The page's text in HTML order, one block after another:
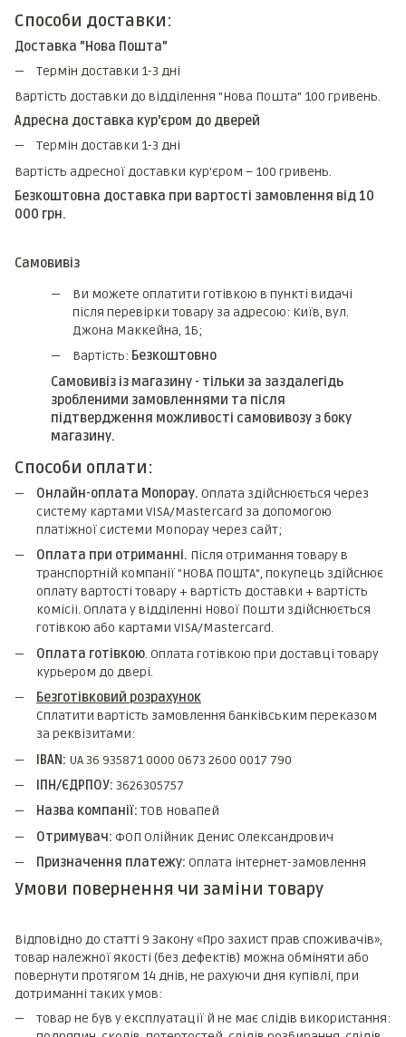
Способи доставки:
Доставка "Нова Пошта"
Термін доставки 1-3 дні
Вартість доставки до відділення "Нова Пошта" 100 гривень.
Адресна доставка кур'єром до дверей
Термін доставки 1-3 дні
Вартість адресної доставки кур'єром – 100 гривень.
Безкоштовна доставка при вартості замовлення від 10
000 грн.
Самовивіз
Ви можете оплатити готівкою в пункті видачі
після перевірки товару за адресою: Київ, вул.
Джона Маккейна, 1Б;
Вартість: Безкоштовно
Самовивіз із магазину - тільки за заздалегідь
зробленими замовленнями та після
підтвердження можливості самовивозу з боку
магазину.
Способи оплати:
Онлайн-оплата Monopay. Оплата здійснюється через
систему картами VISA/Mastercard за допомогою
платіжної системи Monopay через сайт;
Оплата при отриманні. Після отримання товару в
транспортній компанії "НОВА ПОШТА", покупець здійснює
оплату вартості товару + вартість доставки + вартість
комicii. Оплата у відділенні Нової Пошти здійснюється
готівкою або картами VISA/Mastercard.
Оплата готівкою. Оплата готівкою при доставці товару
курьером до двері.
Безготівковий розрахунок
Сплатити вартість замовлення банківським переказом
за реквізитами:
IBAN: UA 36 935871 0000 0673 2600 0017 790
ІПН/ЄДРПОУ: 3626305757
Назва компанії: ТОВ НоваПей
Отримувач: ФОП Олійник Денис Олександрович
Призначення платежу: Оплата інтернет-замовлення
Умови повернення чи заміни товару
Відповідно до статті 9 Закону «Про захист прав споживачів»,
товар належної якості (без дефектів) можна обміняти або
повернути протягом 14 днів, не рахуючи дня купівлі, при
дотриманні таких умов:
товар не був у експлуатації й не має слідів використання: